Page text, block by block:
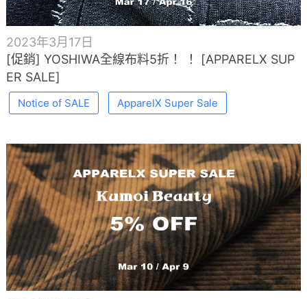
2023年3月17日
[促銷] YOSHIWA全線布料5折！ ！ [APPARELX SUP
ER SALE]
Notice of SALE ApparelX Super Sale